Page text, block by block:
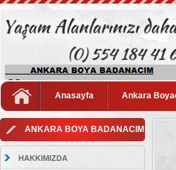
Anasayfa Ankara
ANKARA BOYA BADANACIM
HAKKIMIZDA